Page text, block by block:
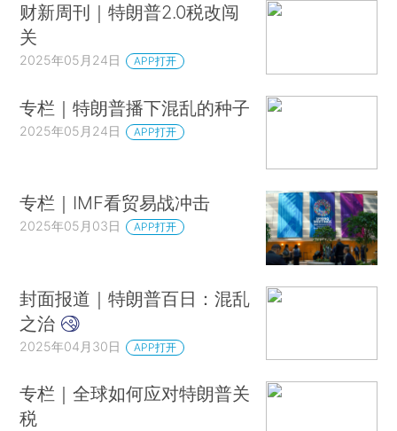
财新周刊｜特朗普2.0税改闯
关
2025年05月24日 APP打开
专栏｜特朗普播下混乱的种子
2025年05月24日 APP打开
专栏｜IMF看贸易战冲击
2025年05月03日 APP打开
封面报道｜特朗普百日：混乱
之治
2025年04月30日 APP打开
专栏｜全球如何应对特朗普关
税